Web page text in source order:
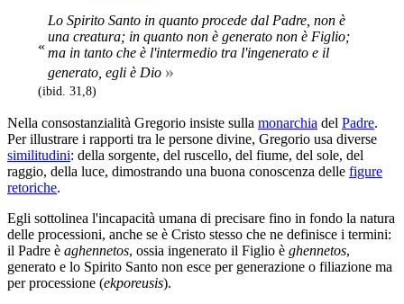
«
Lo Spirito Santo in quanto procede dal Padre, non è
una creatura; in quanto non è generato non è Figlio;
ma in tanto che è l'intermedio tra l'ingenerato e il
generato, egli è Dio »
(ibid. 31,8)
Nella consostanzialità Gregorio insiste sulla monarchia del Padre.
Per illustrare i rapporti tra le persone divine, Gregorio usa diverse
similitudini: della sorgente, del ruscello, del fiume, del sole, del
raggio, della luce, dimostrando una buona conoscenza delle figure
retoriche.
Egli sottolinea l'incapacità umana di precisare fino in fondo la natura
delle processioni, anche se è Cristo stesso che ne definisce i termini:
il Padre è aghennetos, ossia ingenerato il Figlio è ghennetos,
generato e lo Spirito Santo non esce per generazione o filiazione ma
per processione (ekporeusis).